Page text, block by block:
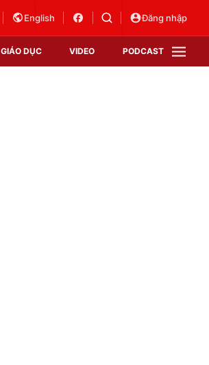
English Đăng nhập
GIÁO DỤC VIDEO PODCAST